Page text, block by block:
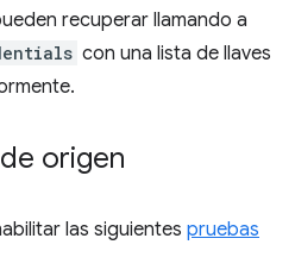
recuperar llamando a
con una lista de llaves
origen
las siguientes pruebas